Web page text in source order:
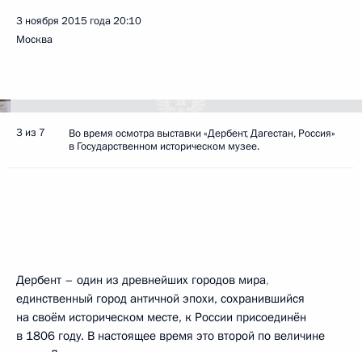
3 ноября 2015 года20:10
Москва
3 из 7
Во время осмотра выставки «Дербент, Дагестан, Россия»
в Государственном историческом музее.
Дербент – один из древнейших городов мира,
единственный город античной эпохи, сохранившийся
на своём историческом месте, к России присоединён
в 1806 году. В настоящее время это второй по величине